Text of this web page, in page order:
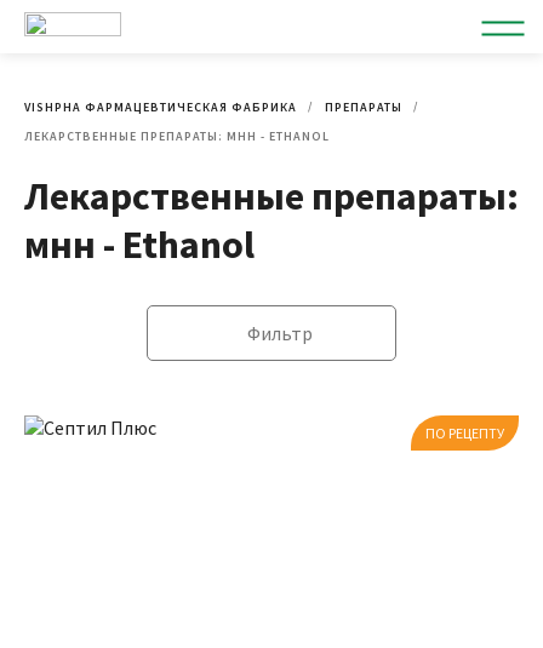
VISHPHA ФАРМАЦЕВТИЧЕСКАЯ ФАБРИКА
ПРЕПАРАТЫ
ЛЕКАРСТВЕННЫЕ ПРЕПАРАТЫ: МНН - ETHANOL
Лекарственные препараты:
мнн - Ethanol
Фильтр
ПО РЕЦЕПТУ